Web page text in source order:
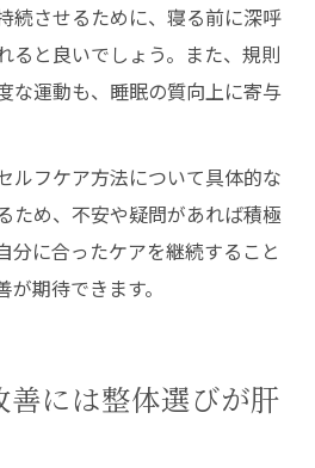
続させるために、寝る前に深呼
ると良いでしょう。また、規則
な運動も、睡眠の質向上に寄与
ルフケア方法について具体的な
ため、不安や疑問があれば積極
分に合ったケアを継続すること
期待できます。
善には整体選びが肝